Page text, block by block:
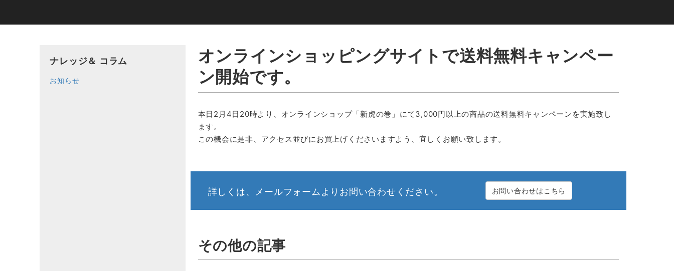
オンラインショッピングサイトで送料無料キャンペー
ン開始です。
本日2月4日20時より、オンラインショップ「新虎の巻」にて3,000円以上の商品の送料無料キャンペーンを実施致し
ます。
この機会に是非、アクセス並びにお買上げくださいますよう、宜しくお願い致します。
詳しくは、メールフォームよりお問い合わせください。 お問い合わせはこちら
その他の記事
ナレッジ＆ コラム
お知らせ